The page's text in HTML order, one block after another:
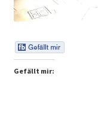
Peps Gedanken
Talks & Tratsch
Gefällt mir: